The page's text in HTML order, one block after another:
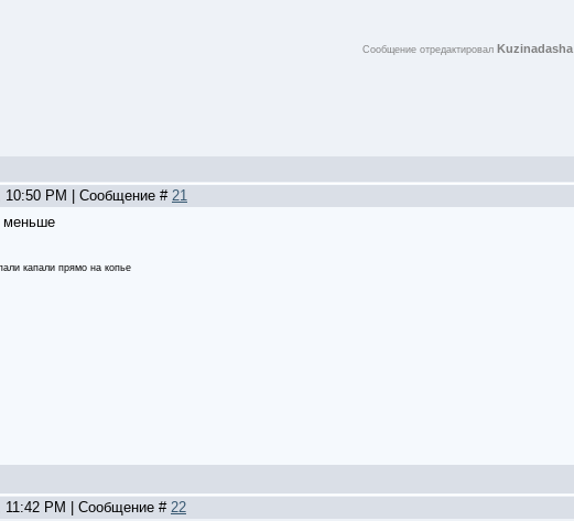
Сообщение отредактировал Kuzinadasha
10:50 PM | Сообщение #21
меньше
капали прямо на копье
11:42 PM | Сообщение # 22